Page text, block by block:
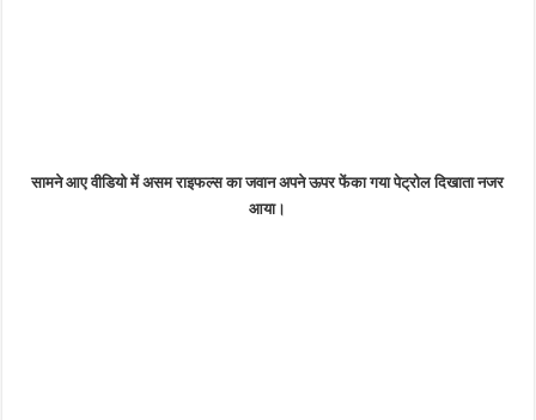
सामने आए वीडियो में असम राइफल्स का जवान अपने ऊपर फेंका गया पेट्रोल दिखाता नजर
आया।